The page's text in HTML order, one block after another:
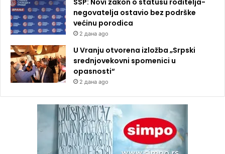
negovatelja ostavio bez podrške
većinu porodica
2 дана ago
U Vranju otvorena izložba „Srpski
srednjovekovni spomenici u
opasnosti“
2 дана ago